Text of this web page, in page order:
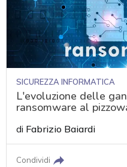
SICUREZZA INFORMATICA
L'evoluzione delle
ransomware al
di Fabrizio Baiardi
Condividi